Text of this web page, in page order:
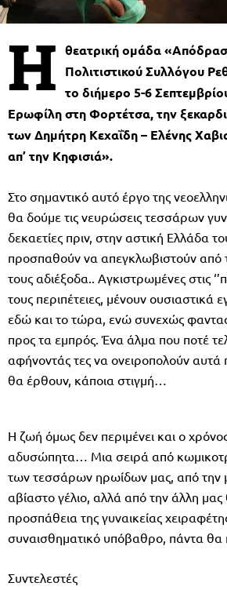
Η θεατρική ομάδα
Πολιτιστικού Συλλόγου
το διήμερο 5-6
Ερωφίλη στη Φορτέτσα, την
των Δημήτρη Κεχαΐδη – Ελένης
απ’ την Κηφισιά».
Στο σημαντικό αυτό έργο της
θα δούμε τις νευρώσεις τεσσάρων
δεκαετίες πριν, στην αστική Ελλάδα
προσπαθούν να απεγκλωβιστούν από
τους αδιέξοδα.. Αγκιστρωμένες στις
τους περιπέτειες, μένουν ουσιαστικά
εδώ και το τώρα, ενώ συνεχώς
προς τα εμπρός. Ένα άλμα που ποτέ
αφήνοντάς τες να ονειροπολούν
θα έρθουν, κάποια στιγμή…
Η ζωή όμως δεν περιμένει και ο
αδυσώπητα… Μια σειρά από
των τεσσάρων ηρωίδων μας, από την
αβίαστο γέλιο, αλλά από την άλλη μας
προσπάθεια της γυναικείας
συναισθηματικό υπόβαθρο, πάντα θα
Συντελεστές